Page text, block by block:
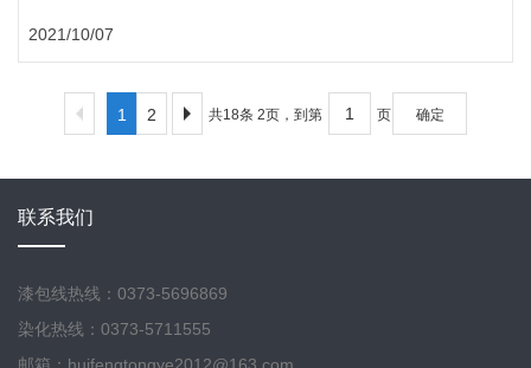
2021/10/07
1 2 共18条 2页，到第 页 确定
联系我们
漆包线热线：0373-5696869
染化热线：0373-5711555
邮箱：huifengtongye2012@163.com